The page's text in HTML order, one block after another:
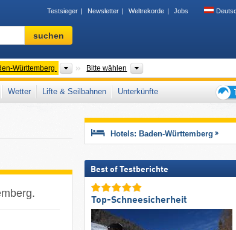
Testsieger Newsletter Weltrekorde Jobs
Skigebiet,
Region,
…
suchen
Württemberg Bundesländer
Bitte wählen
Wetter Lifte & Seilbahnen
Unterkünfte
für
den
Hotels: Baden-Württemberg
Best of Testberichte
Top-Schneesicherheit